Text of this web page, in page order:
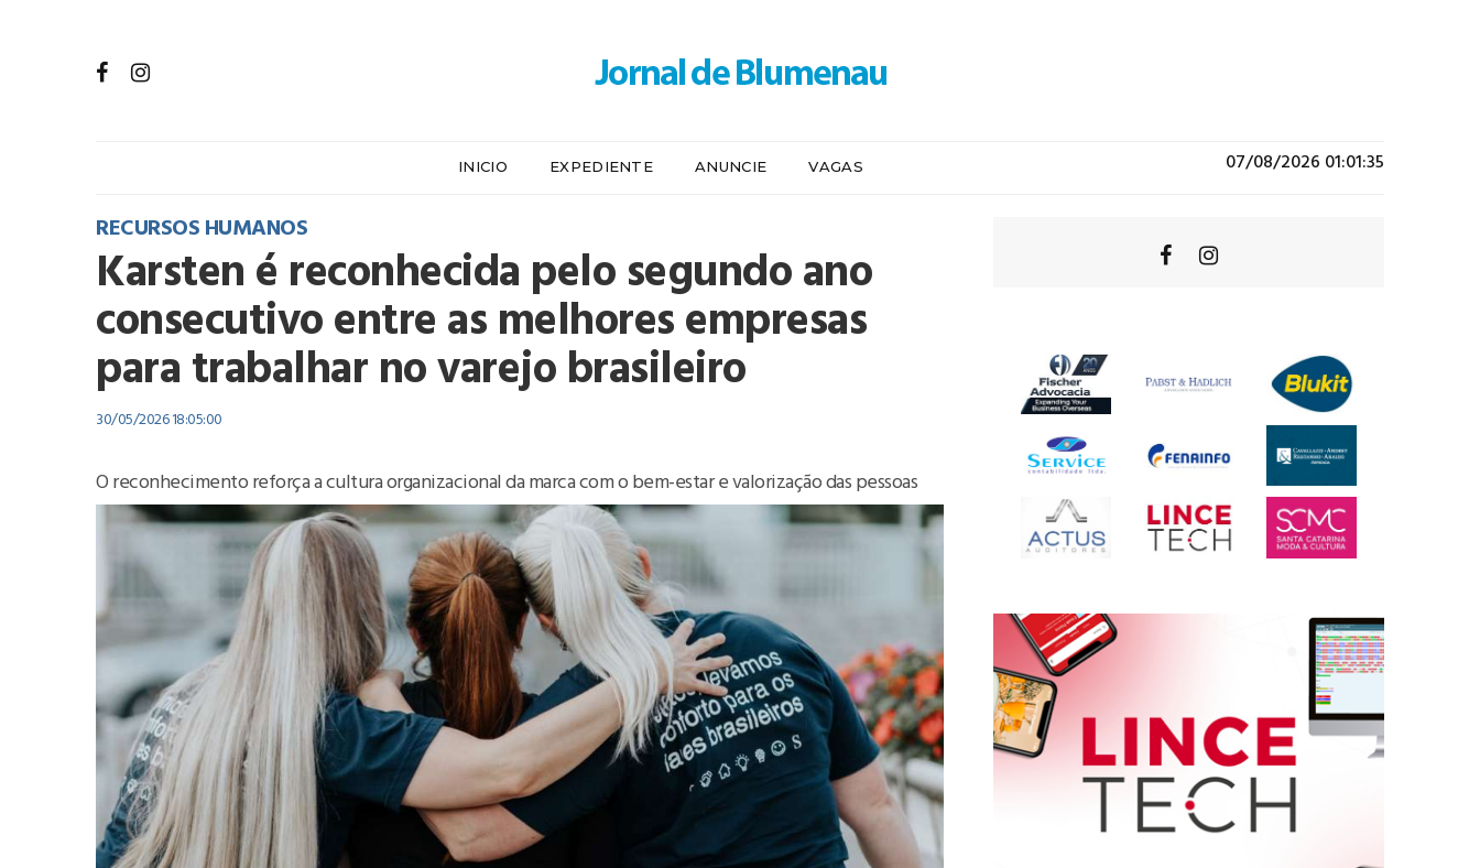
INICIO EXPEDIENTE ANUNCIE VAGAS 07/08/2026 01:01:35
RECURSOS HUMANOS
Karsten é reconhecida pelo segundo ano
consecutivo entre as melhores empresas
para trabalhar no varejo brasileiro
30/05/2026 18:05:00
O reconhecimento reforça a cultura organizacional da marca com o bem-estar e valorização das pessoas